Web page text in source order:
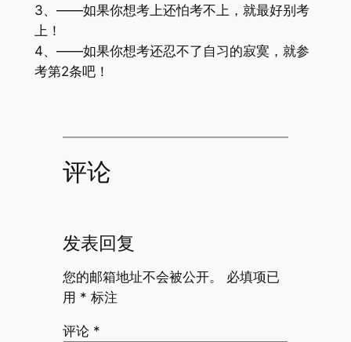
3、——如果你想考上还怕考不上，就最好别考
上！
4、——如果你想考还忍不了自习的寂寞，就参
考第2条吧！
评论
发表回复
您的邮箱地址不会被公开。
必填项已
用 * 标注
评论 *